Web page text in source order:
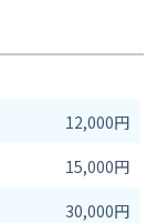
12,000円
15,000円
30,000円